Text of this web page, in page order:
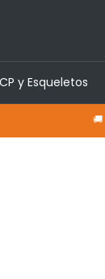
y Esqueletos
🚚 Envíos